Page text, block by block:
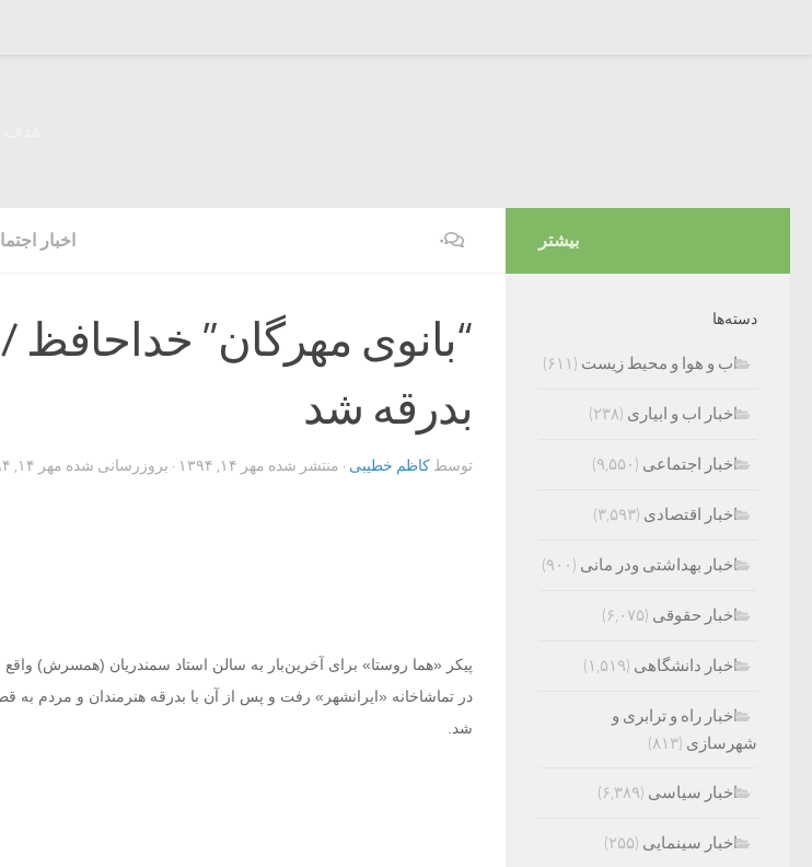
اخبار ۰
“بانوی مهرگان” خداحافظ
بدرقه شد
توسط کاظم خطیبی · منتشر شده مهر ۱۴, ۱۳۹۴ · بروزرسانی شده مهر ۱۴, ۱۳۹۴
پیکر «هما روستا» برای آخرین‌بار به سالن استاد سمندریان (همسرش) واقع
در تماشاخانه «ایرانشهر» رفت و پس از آن با بدرقه هنرمندان و مردم
شد.
بیشتر
دسته‌ها
اب و هوا و محیط زیست (۶۱۱)
اخبار اب و ابیاری (۲۳۸)
اخبار اجتماعی (۹,۵۵۰)
اخبار اقتصادی (۳,۵۹۳)
اخبار بهداشتی ودر مانی (۹۰۰)
اخبار حقوقی (۶,۰۷۵)
اخبار دانشگاهی (۱,۵۱۹)
اخبار راه و ترابری و
شهرسازی (۸۱۳)
اخبار سیاسی (۶,۳۸۹)
اخبار سینمایی (۲۵۵)